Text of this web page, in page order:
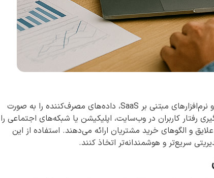
استارتاپ‌ها می‌توانند با استفاده از ابزارهای دیجیتال و نرم‌افزارهای مبتنی بر SaaS، داده‌های مصرف‌کننده را به صورت
رفتار کاربران در وب‌سایت، اپلیکیشن یا شبکه‌های اجتماعی را
و الگوهای خرید مشتریان ارائه می‌دهند. استفاده از این
سریع‌تر و هوشمندانه‌تر اتخاذ کنند.